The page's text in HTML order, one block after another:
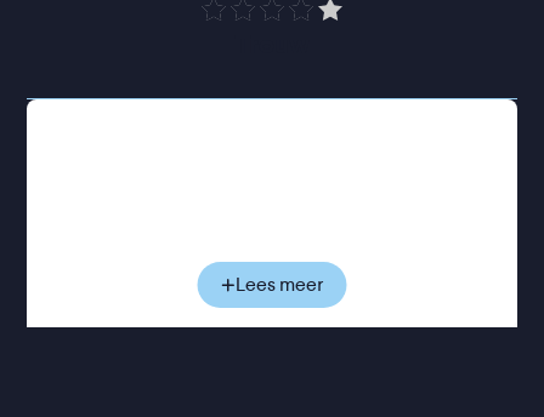
Charlie en Emma’s huwelijk staat al volledig in de
groeit uit tot een acute emotionele crisis waarin
Charlie plots alles wat hij dacht te weten over zijn
aanstaande vrouw in twijfel trekt. Terwijl de bruiloft
Lees meer